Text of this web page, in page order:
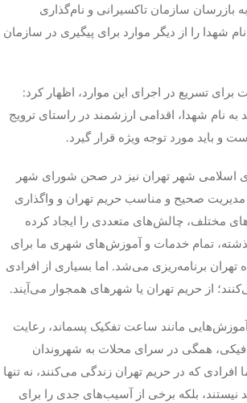
سازمان تاکسیرانی و نام‌گذاری
نام شهدا را از دیگر موارد برای پیگیری در سازمان
تسریع در اجرای این موارد، اظهار کرد:
به نام شهدا، اقدامی ارزشمند در راستای ترویج
و باید مورد توجه ویژه قرار گیرد.
اسلامی شهر تهران نیز در صحن شورای شهر
مدیریت صحیح و مناسب حریم تهران و واگذاری
مختلف، چالش‌های متعددی را ایجاد کرده
تمام خدمات و آموزش‌های شهری ما برای
برنامه‌ریزی می‌شد. اما بسیاری از افرادی
از حریم تهران یا شهرهای همجوار می‌آیند.
مانند ساعت تفکیک پسماند، رعایت
همگی در سرای محلات به شهروندان
افرادی که در حریم تهران زندگی می‌کنند، نه تنها
نیستند، بلکه برخی از آسیب‌های جدی را برای